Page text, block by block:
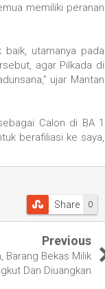
memiliki peranan
utamanya pada
agar Pilkada di
ujar Mantan
Calon di BA 1
berafiliasi ke saya,
0
Share
Previous
Barang Bekas Milik
Dan Diuangkan